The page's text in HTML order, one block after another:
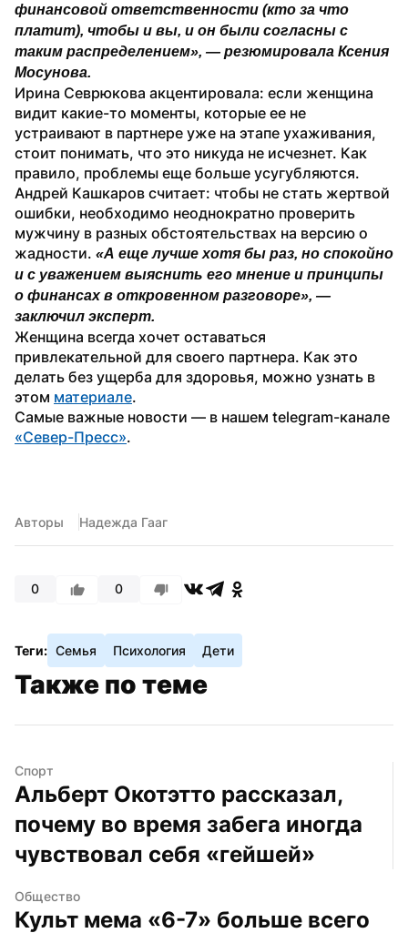
финансовой ответственности (кто за что
платит), чтобы и вы, и он были согласны с
таким распределением», — резюмировала Ксения
Мосунова.
Ирина Севрюкова акцентировала: если женщина
видит какие-то моменты, которые ее не
устраивают в партнере уже на этапе ухаживания,
стоит понимать, что это никуда не исчезнет. Как
правило, проблемы еще больше усугубляются.
Андрей Кашкаров считает: чтобы не стать жертвой
ошибки, необходимо неоднократно проверить
мужчину в разных обстоятельствах на версию о
жадности. «А еще лучше хотя бы раз, но спокойно
и с уважением выяснить его мнение и принципы
о финансах в откровенном разговоре», —
заключил эксперт.
Женщина всегда хочет оставаться
привлекательной для своего партнера. Как это
делать без ущерба для здоровья, можно узнать в
этом материале.
«Север-Пресс».
Авторы Надежда Гааг
0 0
Теги: Семья Психология Дети
Также по теме
Спорт
Альберт Окотэтто рассказал,
почему во время забега иногда
чувствовал себя «гейшей»
Общество
Культ мема «6-7» больше всего